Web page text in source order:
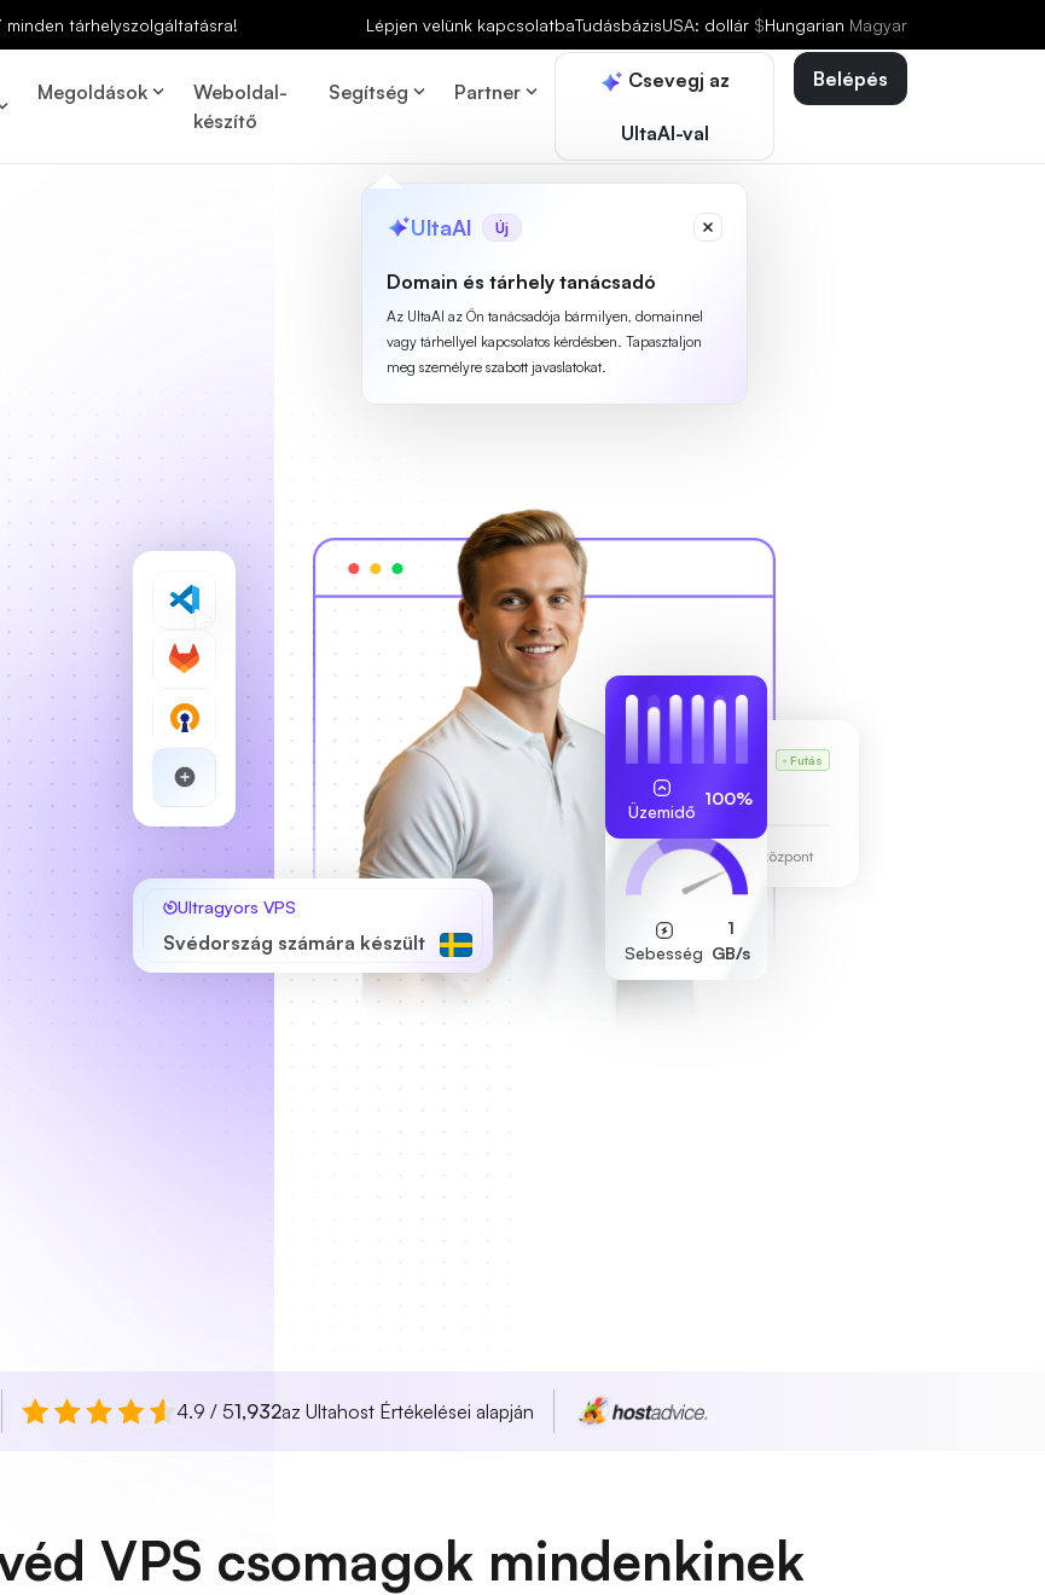
minden tárhelyszolgáltatásra! Lépjen velünk kapcsolatbaTudásbázisUSA: dollár $Hungarian Magyar
Megoldások
Weboldal-
készítő
Segítség Partner Csevegj az
UltaAI-val
UltaAI Új
Domain és tárhely tanácsadó
Az UltaAI az Ön tanácsadója bármilyen, domainnel
vagy tárhellyel kapcsolatos kérdésben. Tapasztaljon
meg személyre szabott javaslatokat.
Belépés
Karl VPS-e Futás
255.189.85.19
Frankfurti adatközpont
Sebesség
1
GB/s
Üzemidő
100%
Ultragyors VPS
Svédország számára készült
4.9 / 51,932az Ultahost Értékelései alapján
VPS csomagok mindenkinek